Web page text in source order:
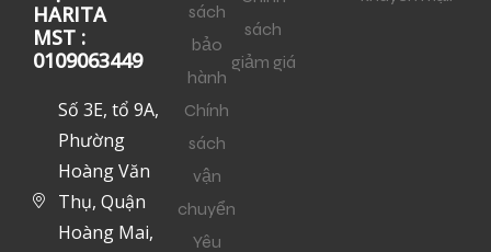
HARITA
MST :
0109063449
Số 3E, tổ 9A,
Phường
Hoàng Văn
Thụ, Quận
Hoàng Mai,
sách
bảo
hành
Chính
sách
vận
chuyển
Yêu
sách
giảm giá